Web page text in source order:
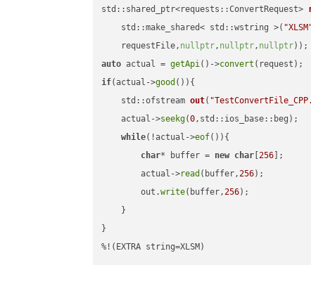
std::shared_ptr<requests::ConvertRequest>
    std::make_shared< std::wstring >(
    requestFile,
nullptr, nullptr, nullptr))
auto actual = getApi()->convert
if(actual->good ()){
std::ofstream out(
    actual->
seekg(0,std::ios_base::beg);
while(!actual->eof()){
char* buffer = new char [256 ];
        actual->
read (buffer,256);
        out.
write(buffer,256);
    }
}
%!(EXTRA string=XLSM)